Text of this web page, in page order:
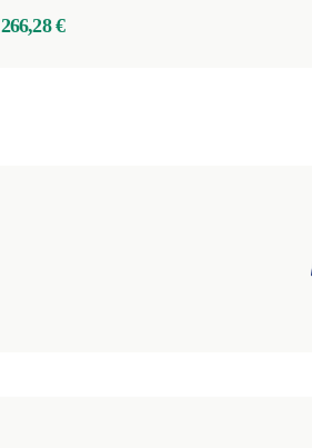
266,28 €